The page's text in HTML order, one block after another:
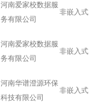
河南爱家校数据服
务有限公司
非嵌入式
河南爱家校数据服
务有限公司
非嵌入式
河南华谱澄源环保
科技有限公司
非嵌入式